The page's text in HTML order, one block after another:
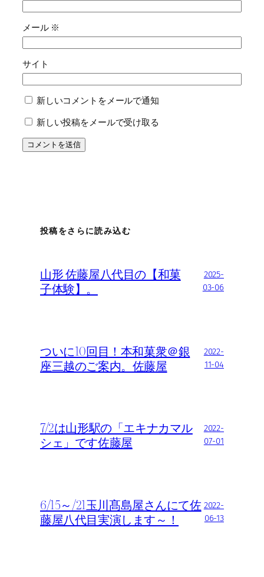
メール ※
サイト
新しいコメントをメールで通知
新しい投稿をメールで受け取る
投稿をさらに読み込む
山形 佐藤屋八代目の【和菓
子体験】。
2025-
03-06
ついに10回目！本和菓衆＠銀
座三越のご案内。佐藤屋
2022-
11-04
7/2は山形駅の「エキナカマル
シェ」です佐藤屋
2022-
07-01
6/15～/21玉川髙島屋さんにて佐
藤屋八代目実演します～！
2022-
06-13